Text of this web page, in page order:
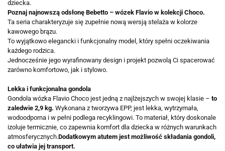
dziecka.
Poznaj najnowszą odsłonę Bebetto – wózek Flavio w kolekcji Choco.
Ta seria charakteryzuje się zupełnie nową wersją stelaża w kolorze
kawowego brązu.
To wyjątkowo elegancki i funkcjonalny model, który spełni oczekiwania
każdego rodzica.
Jednocześnie jego wyrafinowany design i projekt pozwolą Ci spacerować
zarówno komfortowo, jak i stylowo.
Lekka i funkcjonalna gondola
Gondola wózka Flavio Choco jest jedną z najlżejszych w swojej klasie – to
zaledwie 2,9 kg. Wykonana z tworzywa EPP, jest lekka, wytrzymała,
wodoodporna i w pełni podlega recyklingowi. To materiał, który doskonale
izoluje termicznie, co zapewnia komfort dla dziecka w różnych warunkach
atmosferycznych.Dodatkowym atutem jest możliwość składania gondoli,
co ułatwia jej transport.